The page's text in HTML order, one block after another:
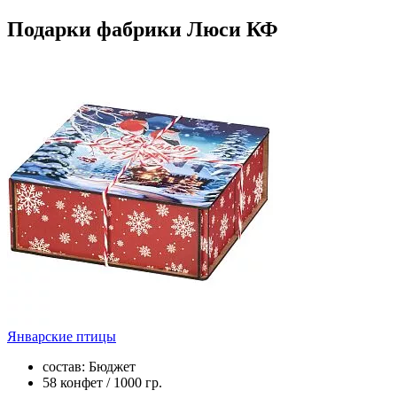
Подарки фабрики Люси КФ
Январские птицы
состав: Бюджет
58 конфет / 1000 гр.